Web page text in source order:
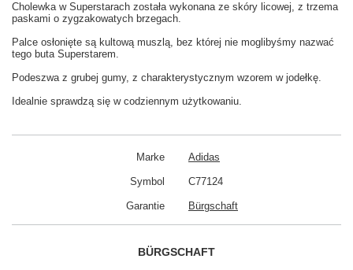
Cholewka w Superstarach została wykonana ze skóry licowej, z trzema
paskami o zygzakowatych brzegach.
Palce osłonięte są kultową muszlą, bez której nie moglibyśmy nazwać
tego buta Superstarem.
Podeszwa z grubej gumy, z charakterystycznym wzorem w jodełkę.
Idealnie sprawdzą się w codziennym użytkowaniu.
Marke Adidas
Symbol C77124
Garantie Bürgschaft
BÜRGSCHAFT